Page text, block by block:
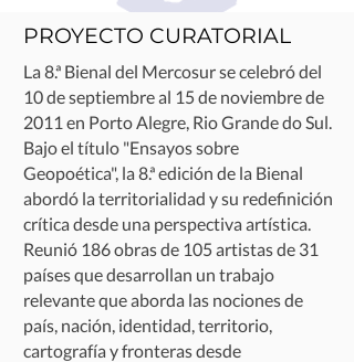
PROYECTO CURATORIAL
La 8.ª Bienal del Mercosur se celebró del
10 de septiembre al 15 de noviembre de
2011 en Porto Alegre, Rio Grande do Sul.
Bajo el título "Ensayos sobre
Geopoética", la 8.ª edición de la Bienal
abordó la territorialidad y su redefinición
crítica desde una perspectiva artística.
Reunió 186 obras de 105 artistas de 31
países que desarrollan un trabajo
relevante que aborda las nociones de
país, nación, identidad, territorio,
cartografía y fronteras desde